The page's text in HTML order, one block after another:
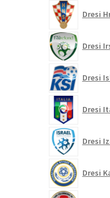
Dresi
Dresi
Dresi
Dresi
Dresi
Dresi